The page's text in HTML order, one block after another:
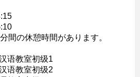
間の休憩時間があります。
语教室初级1
语教室初级2